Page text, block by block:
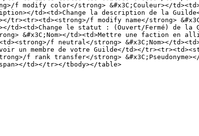
f modify color</strong> &#x3C;Couleur></
td><td>Change la description de la
tr><tr><td><strong>/f modify name</strong>
td><td>Change le statut : (Ouvert/Fermé) de
&#x3C;Nom></td><td>Mettre une faction en
f neutral</strong> &#x3C;Nom></
un membre de votre Guilde</td></
f rank transfer</strong>